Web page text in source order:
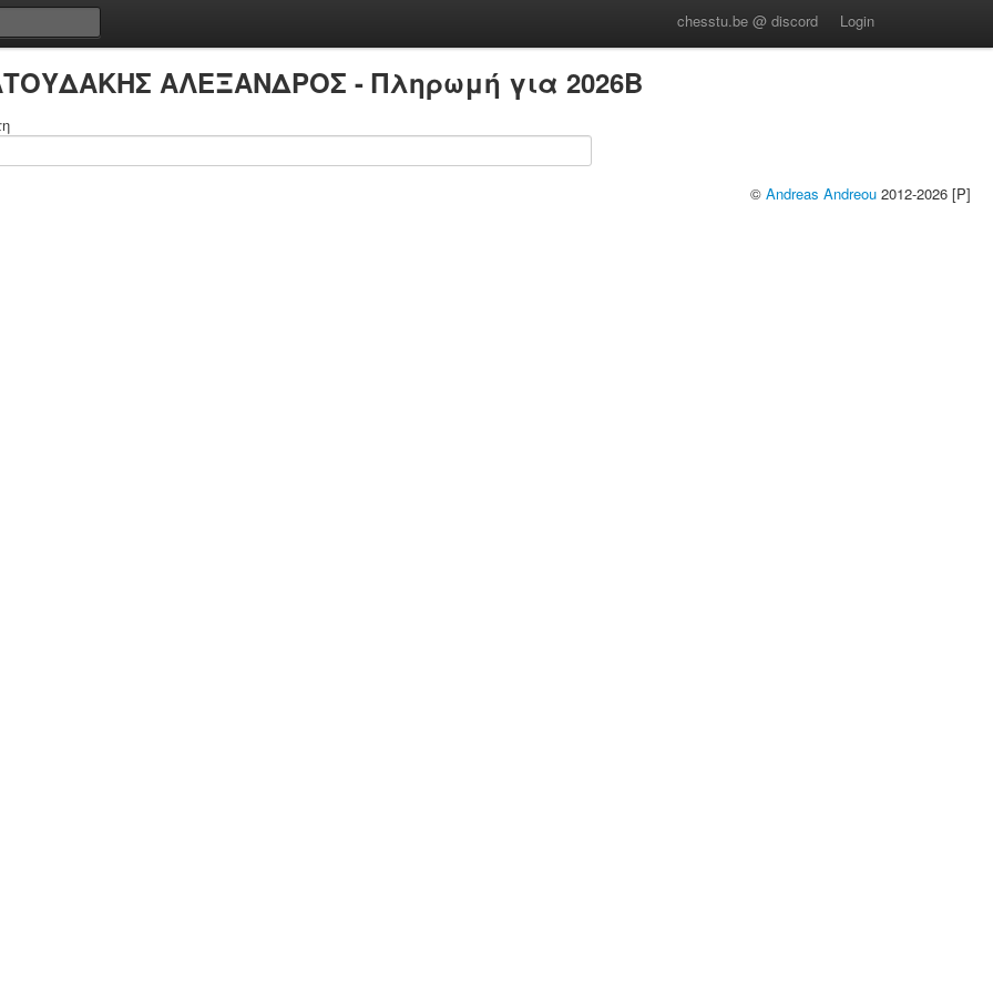
chesstu.be @ discord Login
ΑΛΕΞΑΝΔΡΟΣ - Πληρωμή για 2026B
© Andreas Andreou 2012-2026 [P]